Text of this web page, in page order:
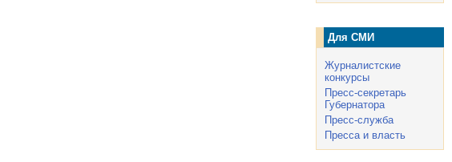
Для СМИ
Журналистские
конкурсы
Пресс-секретарь
Губернатора
Пресс-служба
Пресса и власть